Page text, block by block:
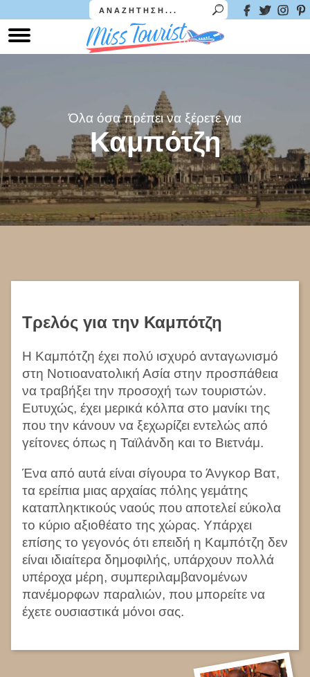
Όλα όσα πρέπει να ξέρετε για
Καμπότζη
Τρελός για την Καμπότζη
Η Καμπότζη έχει πολύ ισχυρό ανταγωνισμό
στη Νοτιοανατολική Ασία στην προσπάθεια
να τραβήξει την προσοχή των τουριστών.
Ευτυχώς, έχει μερικά κόλπα στο μανίκι της
που την κάνουν να ξεχωρίζει εντελώς από
γείτονες όπως η Ταϊλάνδη και το Βιετνάμ.
Ένα από αυτά είναι σίγουρα το Άνγκορ Βατ,
τα ερείπια μιας αρχαίας πόλης γεμάτης
καταπληκτικούς ναούς που αποτελεί εύκολα
το κύριο αξιοθέατο της χώρας. Υπάρχει
επίσης το γεγονός ότι επειδή η Καμπότζη δεν
είναι ιδιαίτερα δημοφιλής, υπάρχουν πολλά
υπέροχα μέρη, συμπεριλαμβανομένων
πανέμορφων παραλιών, που μπορείτε να
έχετε ουσιαστικά μόνοι σας.